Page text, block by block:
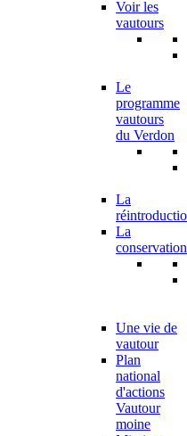
Voir les
vautours
Le
programme
vautours
du Verdon
La
La
conservation
Une vie de
vautour
Plan
national
d'actions
Vautour
moine